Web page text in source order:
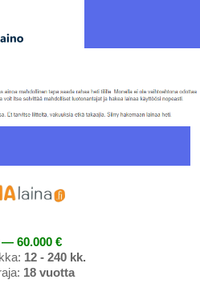
— 60.000 €
12 - 240 kk.
18 vuotta